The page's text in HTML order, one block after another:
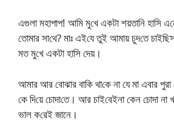
এগুলা মহাপাপ! আ‌মি মু‌খে একটা শয়তা‌নি হা‌সি
তোমার সা‌থে? মাঃ এই‌যে তুই আমায় চুদ‌তে
মত মু‌খে একটা হা‌সি দেয়।
আমার আর বোঝার বা‌কি থা‌কে না যে মা এবার
কে দি‌য়ে চোদা‌তে। আর চাই‌বেইনা কেন চোদা না
ভাল ক‌রেই জানে।